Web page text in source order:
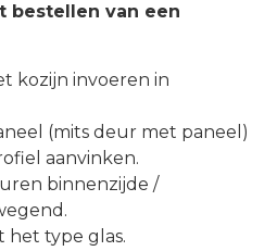
bestellen van een
kozijn invoeren in
(mits deur met paneel)
aanvinken.
binnenzijde /
het type glas.